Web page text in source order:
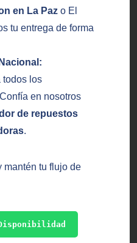
en La Paz o El
tu entrega de forma
todos los
en nosotros
de repuestos
.
mantén tu flujo de